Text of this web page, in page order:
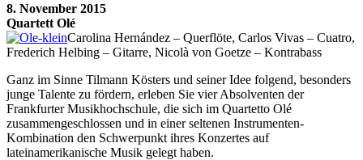
8. November 2015
Quartett Olé
Carolina Hernández – Querflöte, Carlos Vivas – Cuatro,
Frederich Helbing – Gitarre, Nicolà von Goetze – Kontrabass
Ganz im Sinne Tilmann Kösters und seiner Idee folgend, besonders
junge Talente zu fördern, erleben Sie vier Absolventen der
Frankfurter Musikhochschule, die sich im Quartetto Olé
zusammengeschlossen und in einer seltenen Instrumenten-
Kombination den Schwerpunkt ihres Konzertes auf
lateinamerikanische Musik gelegt haben.